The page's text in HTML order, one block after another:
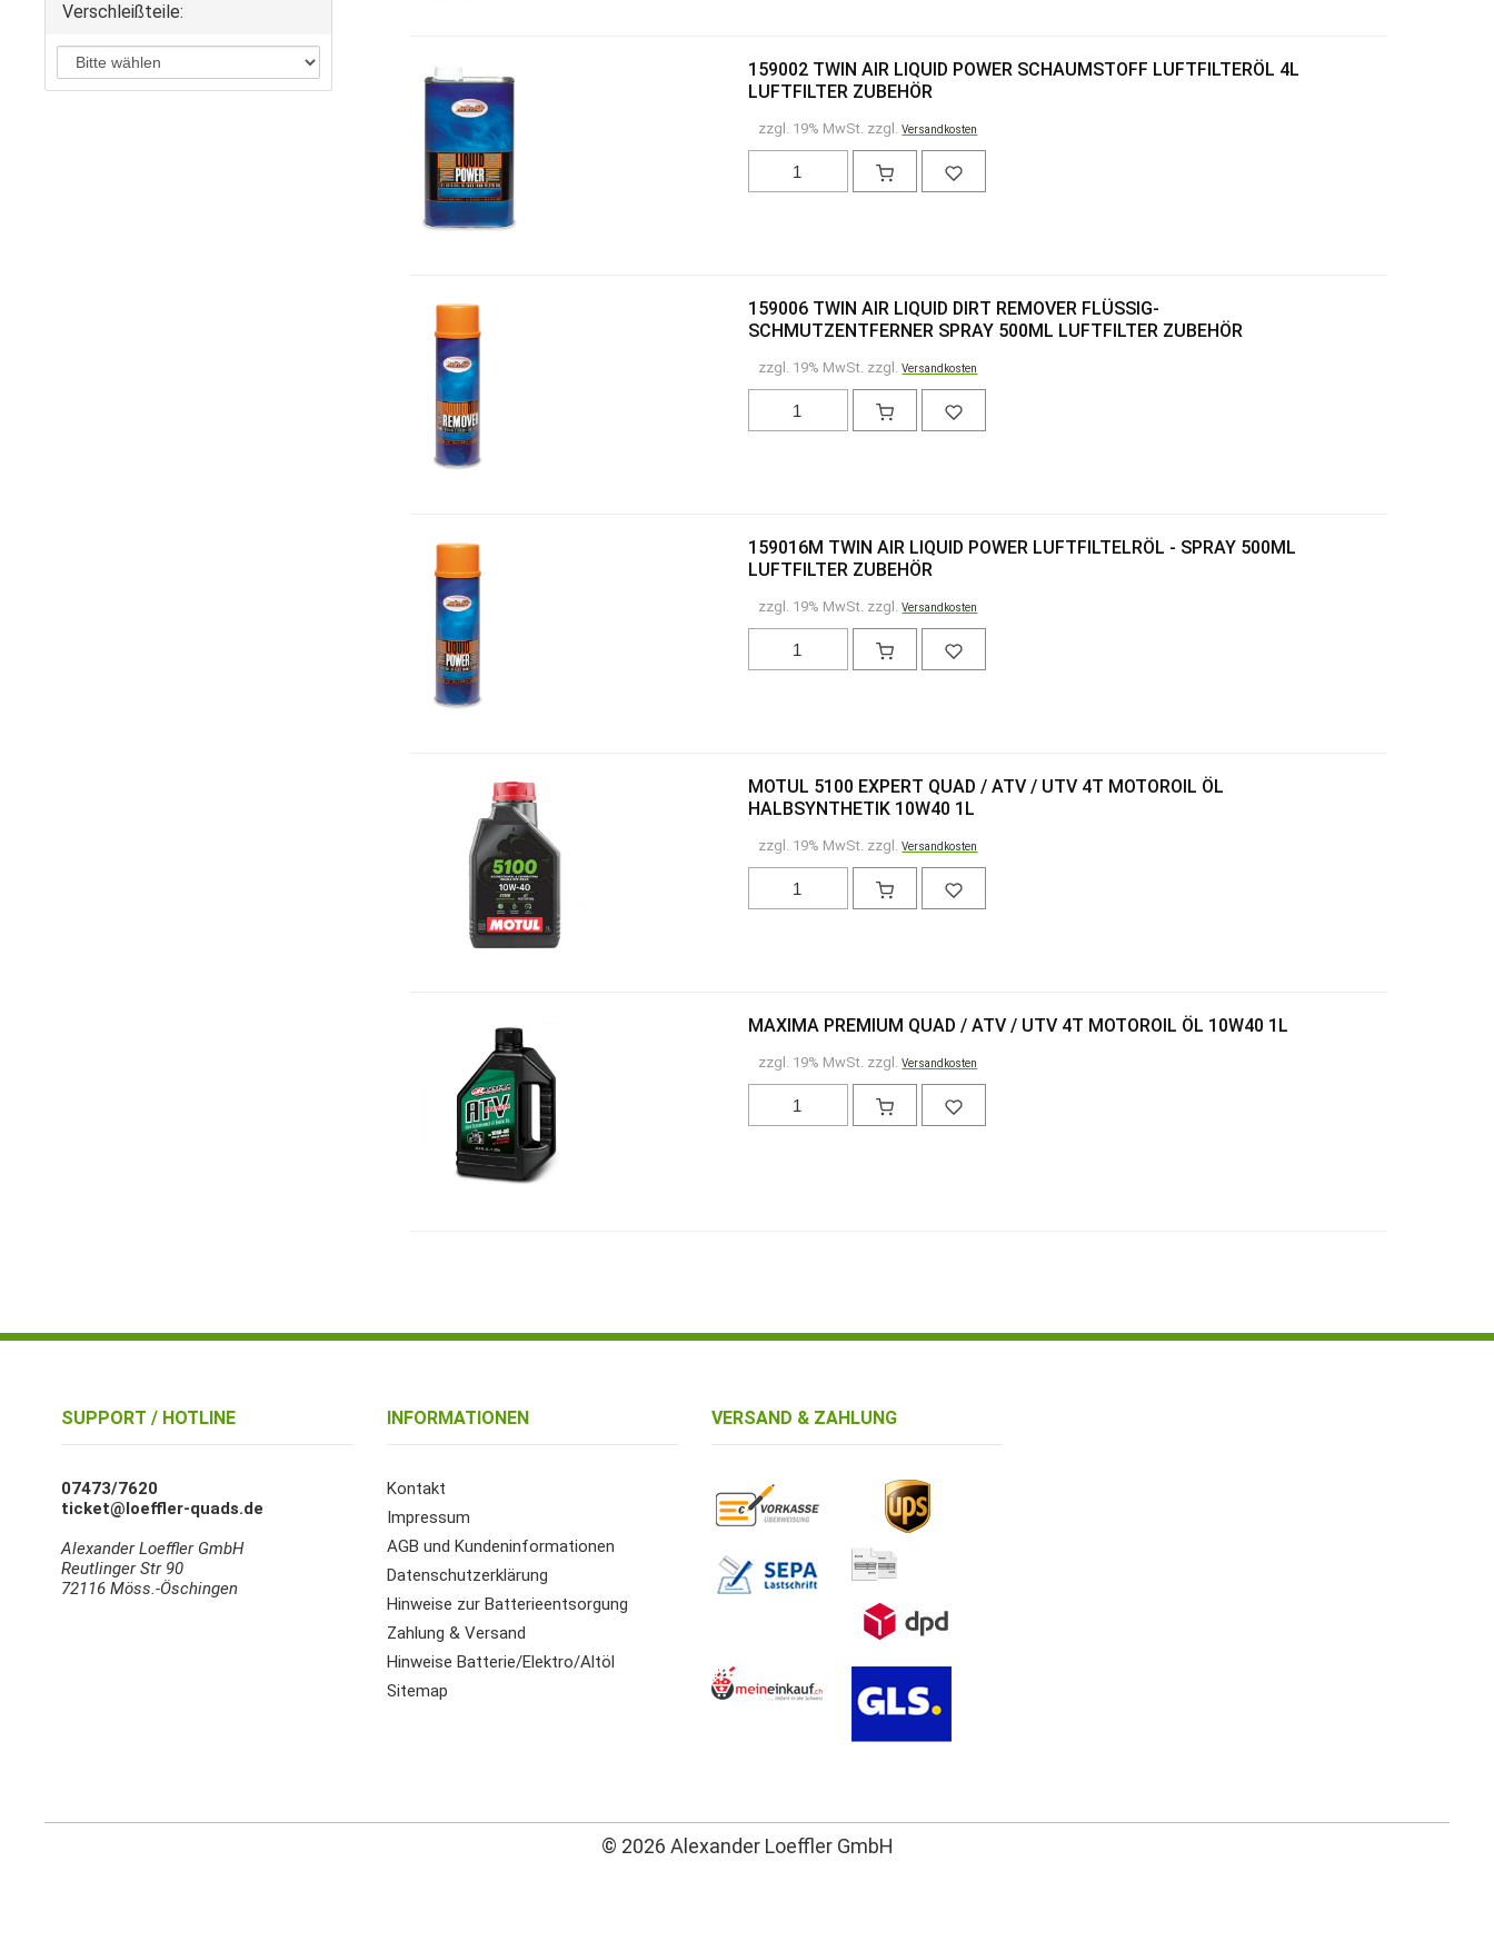
Verschleißteile:
159002 TWIN AIR LIQUID POWER SCHAUMSTOFF LUFTFILTERÖL 4L
LUFTFILTER ZUBEHÖR
zzgl. 19% MwSt. zzgl.Versandkosten
159006 TWIN AIR LIQUID DIRT REMOVER FLÜSSIG-
SCHMUTZENTFERNER SPRAY 500ML LUFTFILTER ZUBEHÖR
zzgl. 19% MwSt. zzgl.Versandkosten
159016M TWIN AIR LIQUID POWER LUFTFILTELRÖL - SPRAY 500ML
LUFTFILTER ZUBEHÖR
zzgl. 19% MwSt. zzgl.Versandkosten
MOTUL 5100 EXPERT QUAD / ATV / UTV 4T MOTOROIL ÖL
HALBSYNTHETIK 10W40 1L
zzgl. 19% MwSt. zzgl.Versandkosten
MAXIMA PREMIUM QUAD / ATV / UTV 4T MOTOROIL ÖL 10W40 1L
zzgl. 19% MwSt. zzgl.Versandkosten
SUPPORT / HOTLINE
07473/7620
ticket@loeffler-quads.de
Alexander Loeffler GmbH
Reutlinger Str 90
72116 Möss.-Öschingen
INFORMATIONEN
Kontakt
Impressum
AGB und Kundeninformationen
Datenschutzerklärung
Hinweise zur Batterieentsorgung
Zahlung & Versand
Hinweise Batterie/Elektro/Altöl
Sitemap
VERSAND & ZAHLUNG
© 2026 Alexander Loeffler GmbH